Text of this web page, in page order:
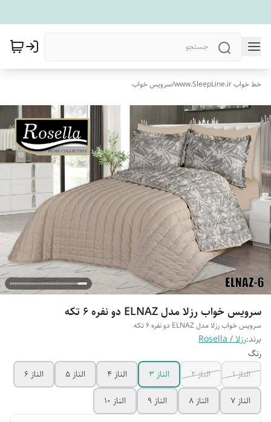
خط خواب www.SleepLine.ir /سرویس خواب
سرویس خواب رزلا مدل ELNAZ دو نفره 6 تکه
سرویس خواب رزلا مدل ELNAZ دو نفره 6 تکه
برند:رزلا / Rosella
رنگ
الناز 1
الناز 2 الناز 3 الناز 4 الناز 5
الناز 6
الناز 7
الناز 8 الناز 9 الناز 10